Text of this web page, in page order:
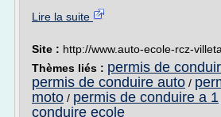
Lire la suite
Site : http://www.auto-ecole-rcz-
Thèmes liés : permis de
permis de conduire auto /
moto / permis de conduire a 1
conduire ecole